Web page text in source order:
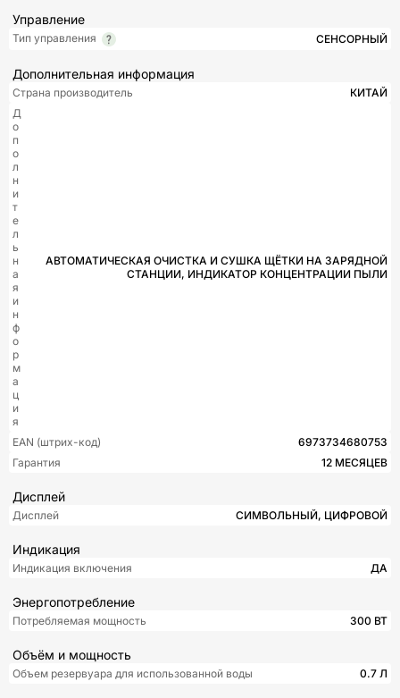
Управление
Тип управления СЕНСОРНЫЙ
Дополнительная информация
Страна производитель
КИТАЙ
Д
о
п
о
л
н
и
т
е
л
ь
н
а
я
и
н
ф
о
р
м
а
ц
и
я
АВТОМАТИЧЕСКАЯ ОЧИСТКА И СУШКА ЩЁТКИ НА ЗАРЯДНОЙ
СТАНЦИИ, ИНДИКАТОР КОНЦЕНТРАЦИИ ПЫЛИ
EAN (штрих-код)
6973734680753
Гарантия
12 МЕСЯЦЕВ
Дисплей
Дисплей СИМВОЛЬНЫЙ, ЦИФРОВОЙ
Индикация
Индикация включения ДА
Энергопотребление
Потребляемая мощность 300 ВТ
Объём и мощность
Объем резервуара для использованной воды 0.7 Л